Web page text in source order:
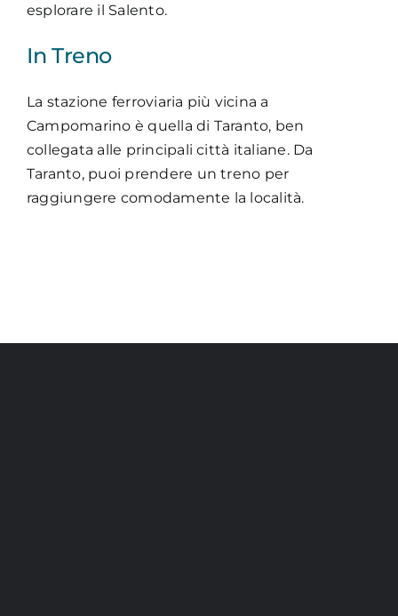
esplorare il Salento.
In Treno
La stazione ferroviaria più vicina a
Campomarino è quella di Taranto, ben
collegata alle principali città italiane. Da
Taranto, puoi prendere un treno per
raggiungere comodamente la località.